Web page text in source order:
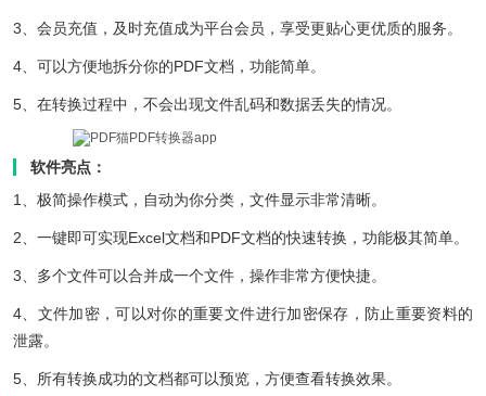
3、会员充值，及时充值成为平台会员，享受更贴心更优质的服务。
4、可以方便地拆分你的PDF文档，功能简单。
5、在转换过程中，不会出现文件乱码和数据丢失的情况。
软件亮点：
1、极简操作模式，自动为你分类，文件显示非常清晰。
2、一键即可实现Excel文档和PDF文档的快速转换，功能极其简单。
3、多个文件可以合并成一个文件，操作非常方便快捷。
4、文件加密，可以对你的重要文件进行加密保存，防止重要资料的
泄露。
5、所有转换成功的文档都可以预览，方便查看转换效果。